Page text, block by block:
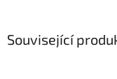
Související